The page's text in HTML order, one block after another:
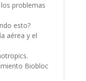
problemas
esto?
aérea y el
Biobloc